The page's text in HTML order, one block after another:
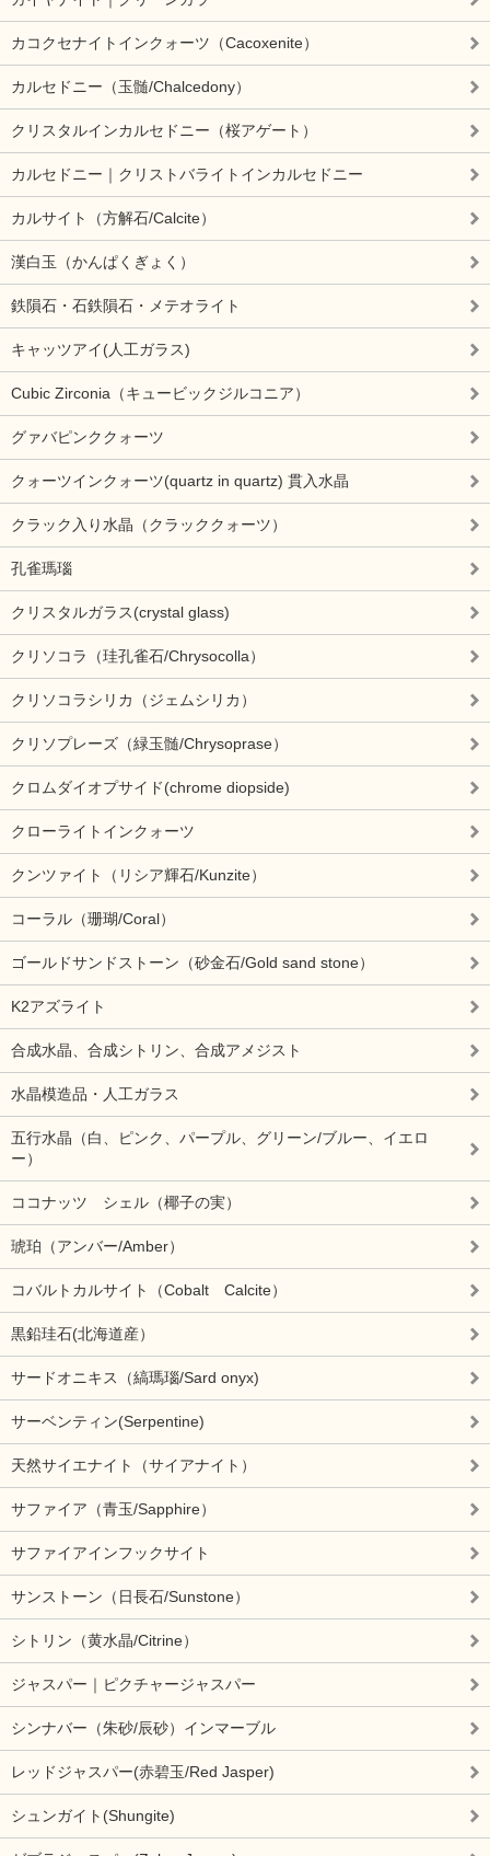
カコクセナイトインクォーツ（Cacoxenite）
カルセドニー（玉髄/Chalcedony）
クリスタルインカルセドニー（桜アゲート）
カルセドニー｜クリストバライトインカルセドニー
カルサイト（方解石/Calcite）
漢白玉（かんぱくぎょく）
鉄隕石・石鉄隕石・メテオライト
キャッツアイ(人工ガラス)
Cubic Zirconia（キュービックジルコニア）
グァバピンククォーツ
クォーツインクォーツ(quartz in quartz) 貫入水晶
クラック入り水晶（クラッククォーツ）
孔雀瑪瑙
クリスタルガラス(crystal glass)
クリソコラ（珪孔雀石/Chrysocolla）
クリソコラシリカ（ジェムシリカ）
クリソプレーズ（緑玉髄/Chrysoprase）
クロムダイオプサイド(chrome diopside)
クローライトインクォーツ
クンツァイト（リシア輝石/Kunzite）
コーラル（珊瑚/Coral）
ゴールドサンドストーン（砂金石/Gold sand stone）
K2アズライト
合成水晶、合成シトリン、合成アメジスト
水晶模造品・人工ガラス
五行水晶（白、ピンク、パープル、グリーン/ブルー、イエロ
ー）
ココナッツ シェル（椰子の実）
琥珀（アンバー/Amber）
コバルトカルサイト（Cobalt Calcite）
黒鉛珪石(北海道産）
サードオニキス（縞瑪瑙/Sard onyx)
サーベンティン(Serpentine)
天然サイエナイト（サイアナイト）
サファイア（青玉/Sapphire）
サファイアインフックサイト
サンストーン（日長石/Sunstone）
シトリン（黄水晶/Citrine）
ジャスパー｜ピクチャージャスパー
シンナバー（朱砂/辰砂）インマーブル
レッドジャスパー(赤碧玉/Red Jasper)
シュンガイト(Shungite)